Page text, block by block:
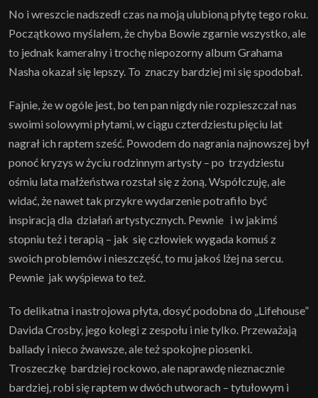
No i wreszcie nadszedł czas na moją ulubioną płytę tego roku.
Początkowo myślałem, że chyba Bowie zgarnie wszystko, ale
to jednak kameralny i trochę niepozorny album Grahama
Nasha okazał się lepszy. To znaczy bardziej mi się spodobał.
Fajnie, że w ogóle jest, bo ten pan nigdy nie rozpieszczał nas
swoimi solowymi płytami, w ciągu czterdziestu pięciu lat
nagrał ich raptem sześć. Powodem do nagrania najnowszej był
ponoć kryzys w życiu rodzinnym artysty – po trzydziestu
ośmiu lata małżeństwa rozstał się z żoną. Współczuję, ale
widać, że nawet tak przykre wydarzenie potrafiło być
inspiracją dla działań artystycznych. Pewnie i w jakimś
stopniu też i terapią – jak się człowiek wygada komuś z
swoich problemów i nieszczęść, to mu jakoś lżej na sercu.
Pewnie jak wyśpiewa to też.
To delikatna i nastrojowa płyta, dosyć podobna do „Lifehouse”
Davida Crosby, jego kolegi z zespołu i nie tylko. Przeważają
ballady i nieco żwawsze, ale też spokojne piosenki.
Troszeczkę bardziej rockowo, ale naprawdę nieznacznie
bardziej, robi się raptem w dwóch utworach – tytułowym i